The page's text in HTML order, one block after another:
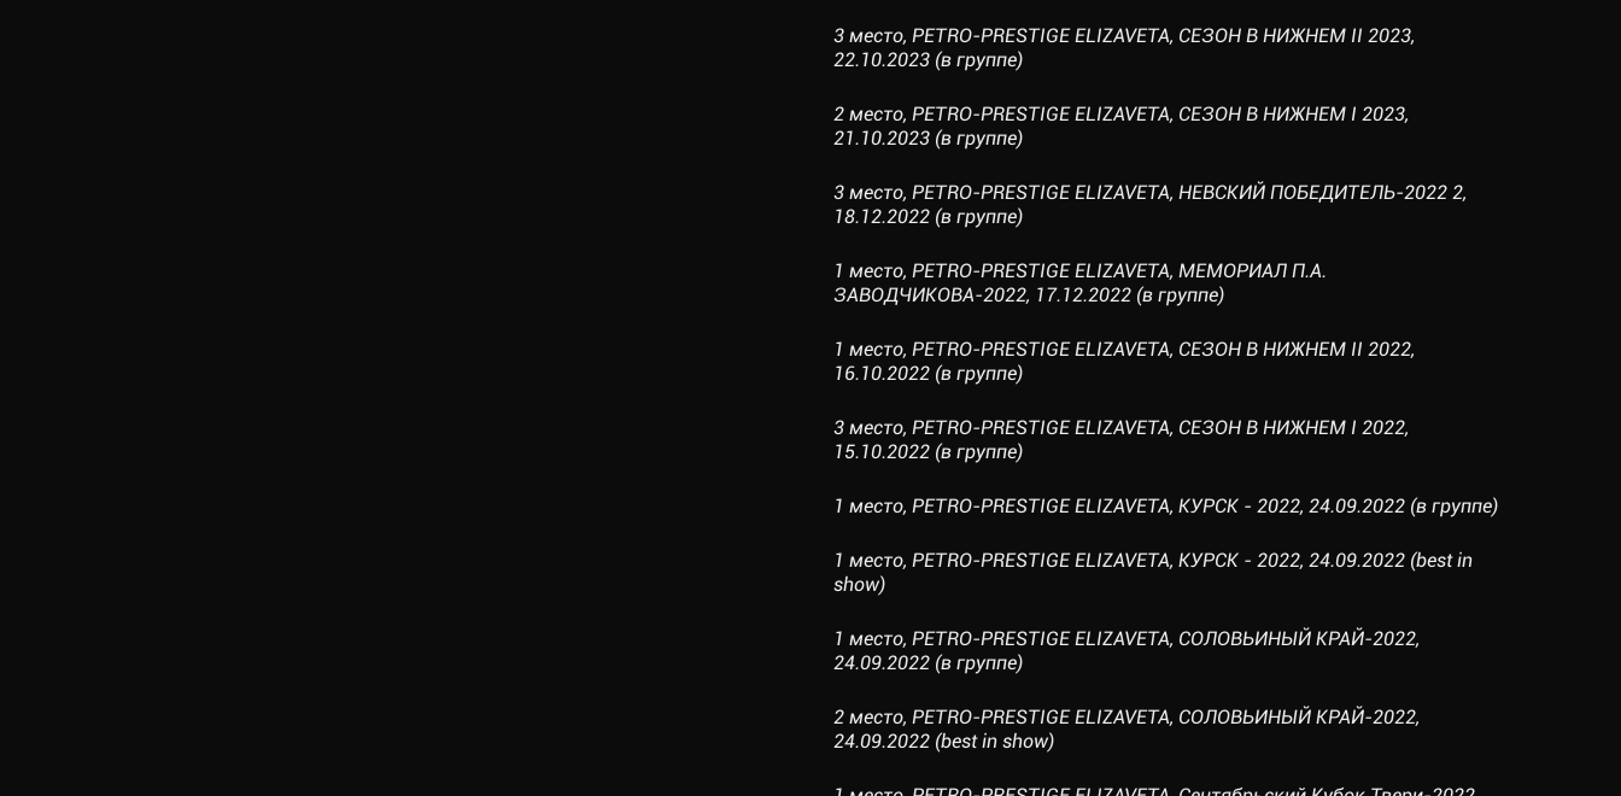
3 место, PETRO-PRESTIGE ELIZAVETA, СЕЗОН В НИЖНЕМ II 2023,
22.10.2023 (в группе)
2 место, PETRO-PRESTIGE ELIZAVETA, СЕЗОН В НИЖНЕМ I 2023,
21.10.2023 (в группе)
3 место, PETRO-PRESTIGE ELIZAVETA, НЕВСКИЙ ПОБЕДИТЕЛЬ-2022 2,
18.12.2022 (в группе)
1 место, PETRO-PRESTIGE ELIZAVETA, МЕМОРИАЛ П.А.
ЗАВОДЧИКОВА-2022, 17.12.2022 (в группе)
1 место, PETRO-PRESTIGE ELIZAVETA, СЕЗОН В НИЖНЕМ II 2022,
16.10.2022 (в группе)
3 место, PETRO-PRESTIGE ELIZAVETA, СЕЗОН В НИЖНЕМ I 2022,
15.10.2022 (в группе)
1 место, PETRO-PRESTIGE ELIZAVETA, КУРСК - 2022, 24.09.2022 (в группе)
1 место, PETRO-PRESTIGE ELIZAVETA, КУРСК - 2022, 24.09.2022 (best in
show)
1 место, PETRO-PRESTIGE ELIZAVETA, СОЛОВЬИНЫЙ КРАЙ-2022,
24.09.2022 (в группе)
2 место, PETRO-PRESTIGE ELIZAVETA, СОЛОВЬИНЫЙ КРАЙ-2022,
24.09.2022 (best in show)